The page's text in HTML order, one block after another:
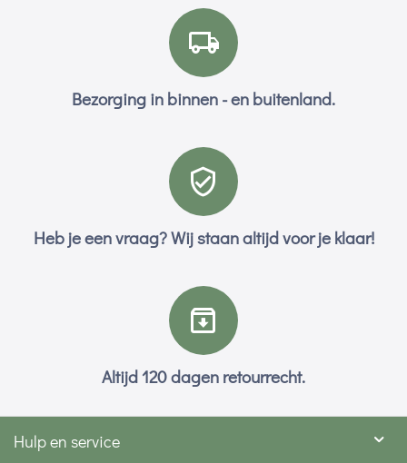
Bezorging in binnen - en buitenland.
Heb je een vraag? Wij staan altijd voor je klaar!
Altijd 120 dagen retourrecht.
Hulp en service